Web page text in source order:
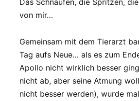
Das Schnaufen, die Spritzen,
von mir…
Gemeinsam mit dem Tierarzt
Tag aufs Neue… als es zum
Apollo nicht wirklich besser
nicht ab, aber seine Atmung
nicht besser werden), wurde